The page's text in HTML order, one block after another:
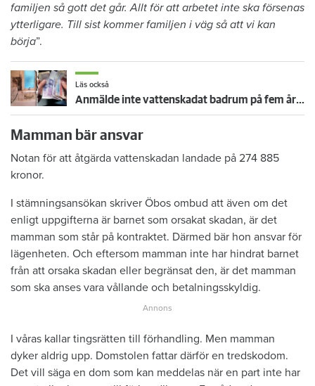
familjen så gott det går. Allt för att arbetet inte ska försenas
ytterligare. Till sist kommer familjen i väg så att vi kan
börja”.
Läs också
Anmälde inte vattenskadat badrum på fem år – krävs på 125 000 kronor
Mamman bär ansvar
Notan för att åtgärda vattenskadan landade på 274 885
kronor.
I stämningsansökan skriver Öbos ombud att även om det
enligt uppgifterna är barnet som orsakat skadan, är det
mamman som står på kontraktet. Därmed bär hon ansvar för
lägenheten. Och eftersom mamman inte har hindrat barnet
från att orsaka skadan eller begränsat den, är det mamman
som ska anses vara vållande och betalningsskyldig.
I våras kallar tingsrätten till förhandling. Men mamman
dyker aldrig upp. Domstolen fattar därför en tredskodom.
Det vill säga en dom som kan meddelas när en part inte har